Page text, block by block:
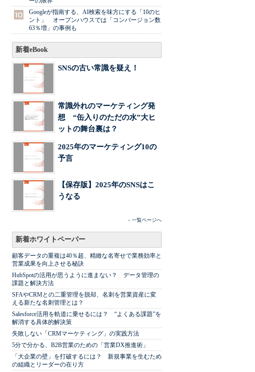
Googleが指南する、AI検索を味方にする「10のヒ
ント」 オープンハウスでは「コンバージョン数
63％増」の事例も
新着eBook
SNSの古い常識を疑え！
常識外れのマーケティング発
想 “缶入りのただの水”大ヒ
ットの舞台裏は？
2025年のマーケティング10の
予言
【保存版】2025年のSNSはこ
うなる
» 一覧ページへ
新着ホワイトペーパー
顧客データの重複は40％超、精緻な名寄せで業務効率と
営業成果を向上させる秘訣
HubSpotの活用が思うように進まない？ データ管理の
課題と解決方法
SFAやCRMとの二重管理を脱却、名刺を営業資産に変
える新たな名刺管理とは？
Salesforce活用を軌道に乗せるには？ “よくある課題”を
解消する具体的解決策
失敗しない「CRMマーケティング」の実践方法
5分で分かる、B2B営業のための「営業DX推進術」
「大企業の壁」を打破するには？ 新規事業を生むため
の組織とリーダーの在り方